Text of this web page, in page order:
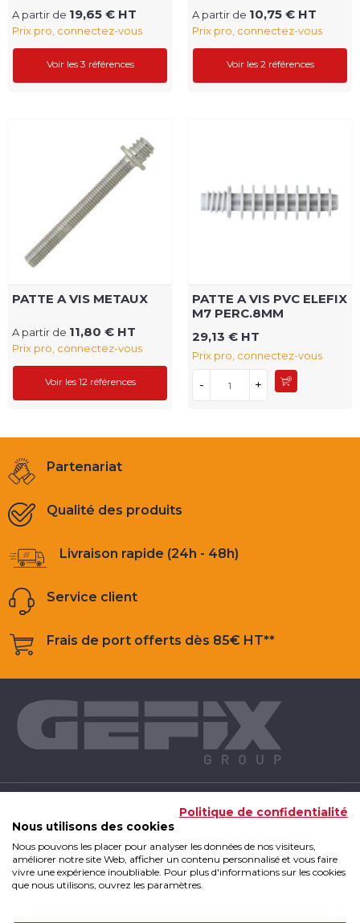
A partir de 19,65 € HT
Prix pro, connectez-vous
Voir les 3 références
A partir de 10,75 € HT
Prix pro, connectez-vous
Voir les 2 références
PATTE A VIS METAUX
A partir de 11,80 € HT
Prix pro, connectez-vous
Voir les 12 références
PATTE A VIS PVC ELEFIX
M7 PERC.8MM
29,13 € HT
Prix pro, connectez-vous
- +
Partenariat
Qualité des produits
Livraison rapide (24h - 48h)
Service client
Frais de port offerts dès 85€ HT**
INFOS UTILES
Politique de confidentialité
Nous utilisons des cookies
Nous pouvons les placer pour analyser les données de nos visiteurs,
améliorer notre site Web, afficher un contenu personnalisé et vous faire
vivre une expérience inoubliable. Pour plus d'informations sur les cookies
que nous utilisons, ouvrez les paramètres.